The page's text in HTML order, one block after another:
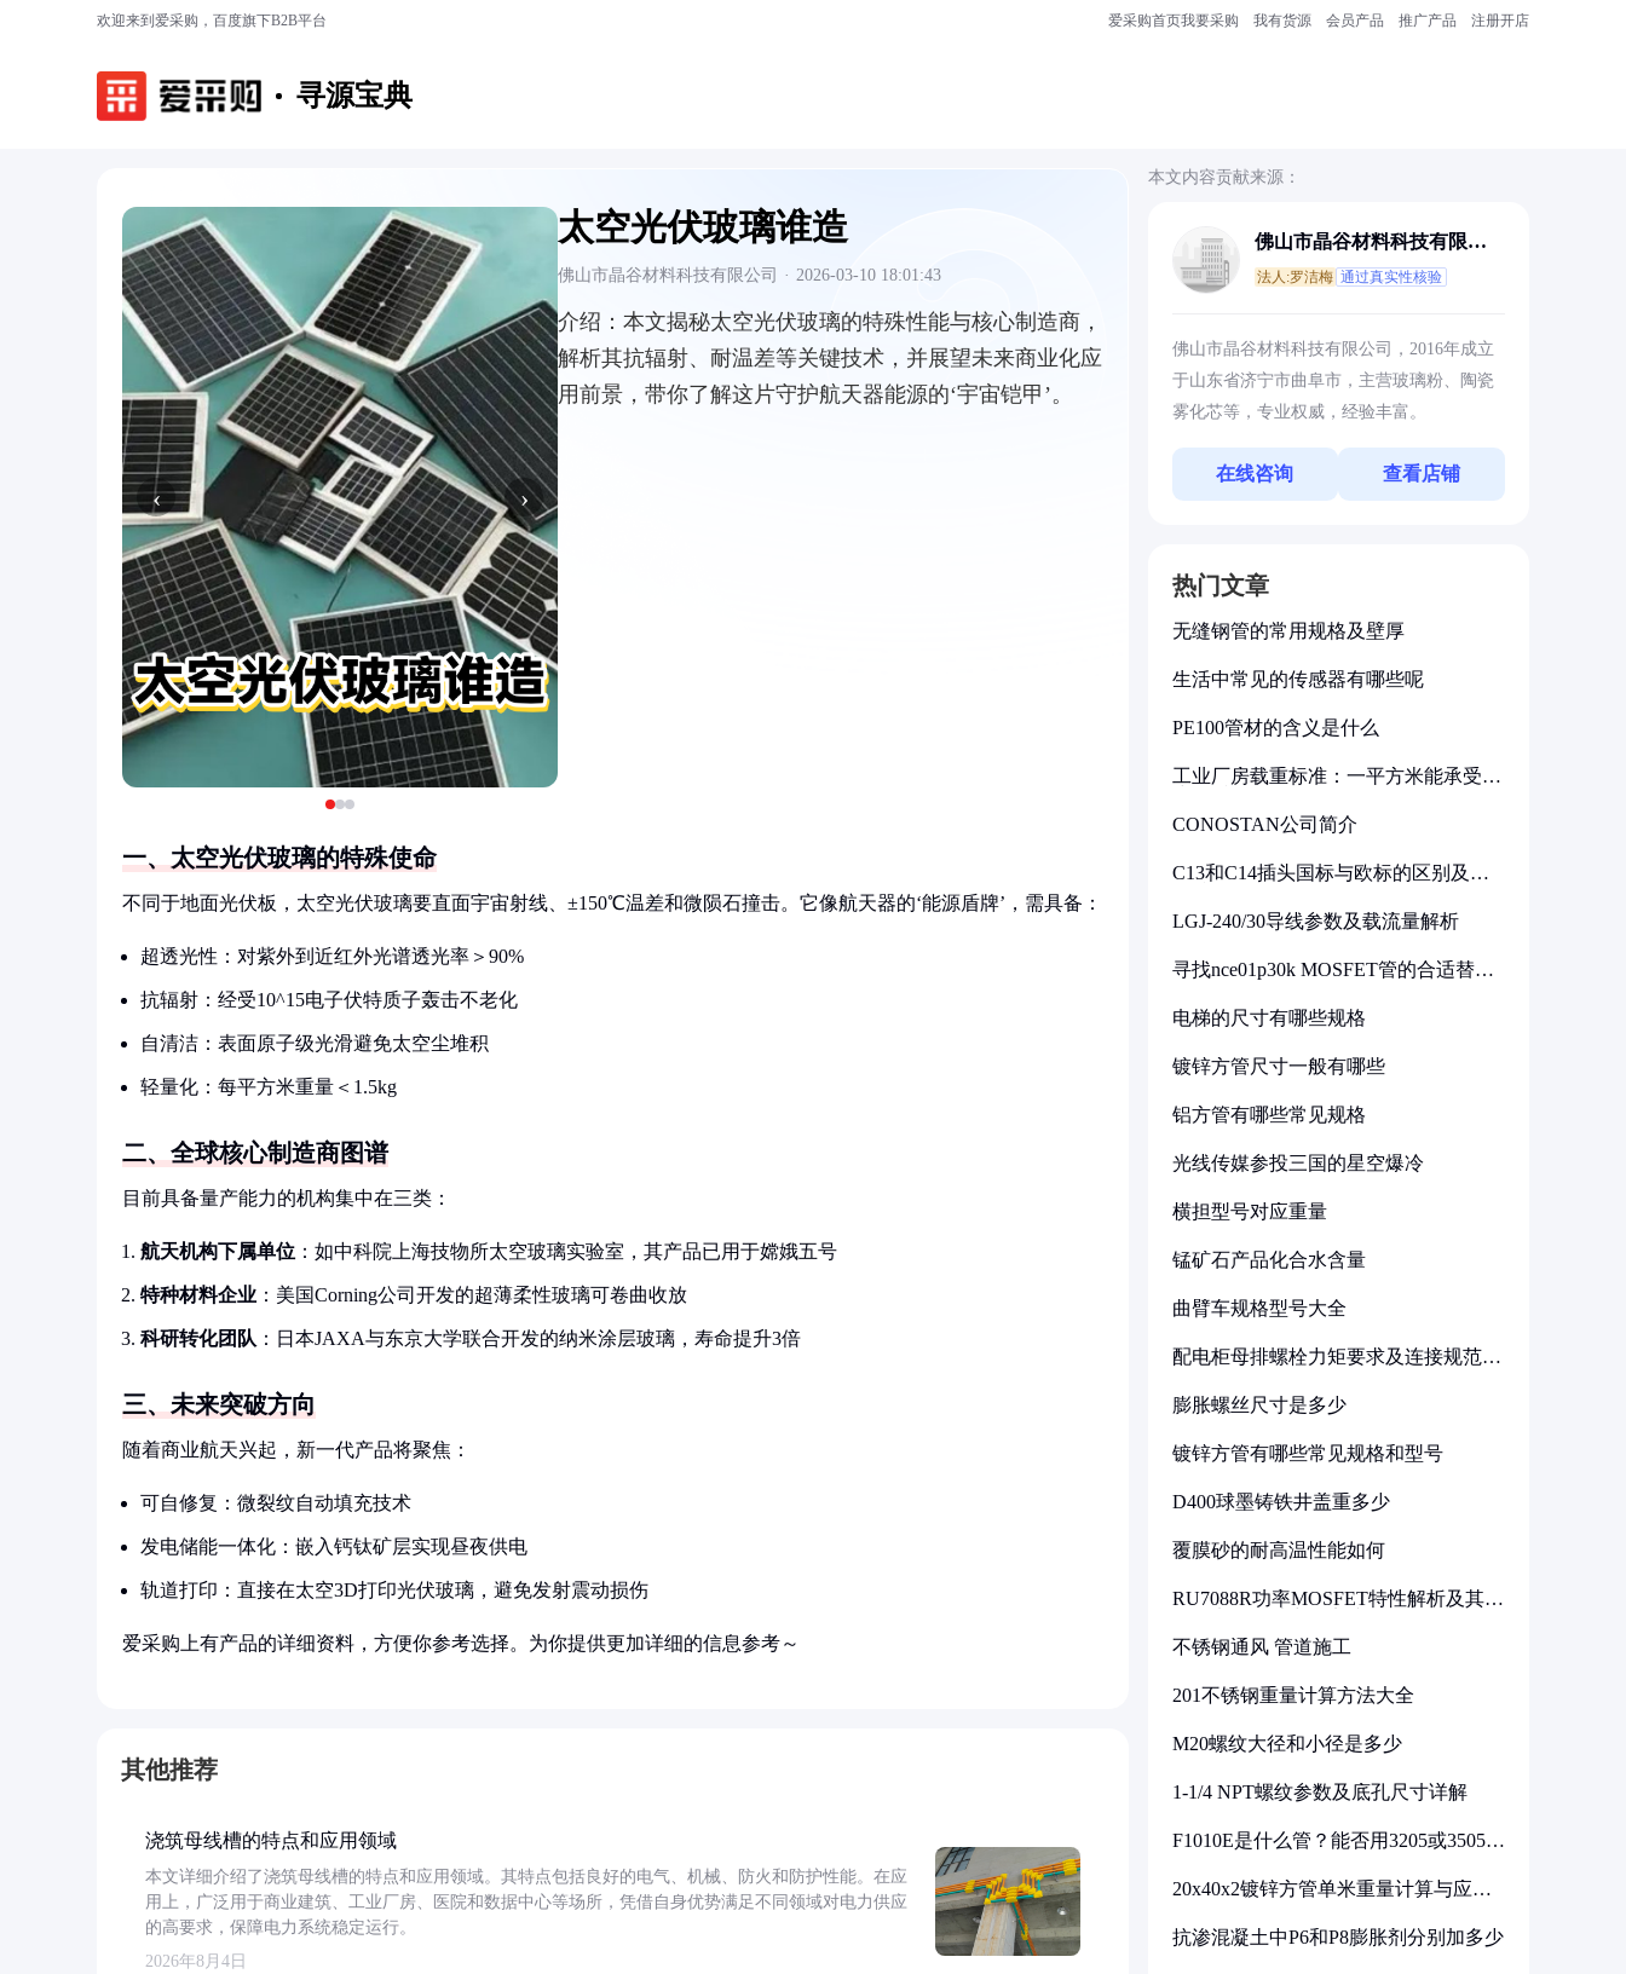
欢迎来到爱采购，百度旗下B2B平台 爱采购首页我要采购 我有货源 会员产品 推广产品 注册开店
寻源宝典
‹ ›
太空光伏玻璃谁造
佛山市晶谷材料科技有限公司 · 2026-03-10 18:01:43
介绍： 本文揭秘太空光伏玻璃的特殊性能与核心制造商，
解析其抗辐射、耐温差等关键技术，并展望未来商业化应
用前景，带你了解这片守护航天器能源的‘宇宙铠甲’。
一、太空光伏玻璃的特殊使命
不同于地面光伏板，太空光伏玻璃要直面宇宙射线、±150℃温差和微陨石撞击。它像航天器的‘能源盾牌’，需具备：
超透光性：对紫外到近红外光谱透光率＞90%
抗辐射：经受10^15电子伏特质子轰击不老化
自清洁：表面原子级光滑避免太空尘堆积
轻量化：每平方米重量＜1.5kg
二、全球核心制造商图谱
目前具备量产能力的机构集中在三类：
航天机构下属单位 ：如中科院上海技物所太空玻璃实验室，其产品已用于嫦娥五号
特种材料企业 ：美国Corning公司开发的超薄柔性玻璃可卷曲收放
科研转化团队 ：日本JAXA与东京大学联合开发的纳米涂层玻璃，寿命提升3倍
三、未来突破方向
随着商业航天兴起，新一代产品将聚焦：
可自修复：微裂纹自动填充技术
发电储能一体化：嵌入钙钛矿层实现昼夜供电
轨道打印：直接在太空3D打印光伏玻璃，避免发射震动损伤
爱采购上有产品的详细资料，方便你参考选择。为你提供更加详细的信息参考～
其他推荐
浇筑母线槽的特点和应用领域
本文详细介绍了浇筑母线槽的特点和应用领域。其特点包括良好的电气、机械、防火和防护性能。在应
用上，广泛用于商业建筑、工业厂房、医院和数据中心等场所，凭借自身优势满足不同领域对电力供应
的高要求，保障电力系统稳定运行。
2026年8月4日
本文内容贡献来源：
佛山市晶谷材料科技有限公
法人:罗洁梅 通过真实性核验
佛山市晶谷材料科技有限公司，2016年成立
于山东省济宁市曲阜市，主营玻璃粉、陶瓷
雾化芯等，专业权威，经验丰富。
在线咨询 查看店铺
热门文章
无缝钢管的常用规格及壁厚
生活中常见的传感器有哪些呢
PE100管材的含义是什么
工业厂房载重标准：一平方米能承受多
CONOSTAN公司简介
C13和C14插头国标与欧标的区别及其
LGJ-240/30导线参数及载流量解析
寻找nce01p30k MOSFET管的合适替代
电梯的尺寸有哪些规格
镀锌方管尺寸一般有哪些
铝方管有哪些常见规格
光线传媒参投三国的星空爆冷
横担型号对应重量
锰矿石产品化合水含量
曲臂车规格型号大全
配电柜母排螺栓力矩要求及连接规范详
膨胀螺丝尺寸是多少
镀锌方管有哪些常见规格和型号
D400球墨铸铁井盖重多少
覆膜砂的耐高温性能如何
RU7088R功率MOSFET特性解析及其在
不锈钢通风 管道施工
201不锈钢重量计算方法大全
M20螺纹大径和小径是多少
1-1/4 NPT螺纹参数及底孔尺寸详解
F1010E是什么管？能否用3205或3505代
20x40x2镀锌方管单米重量计算与应用
抗渗混凝土中P6和P8膨胀剂分别加多少